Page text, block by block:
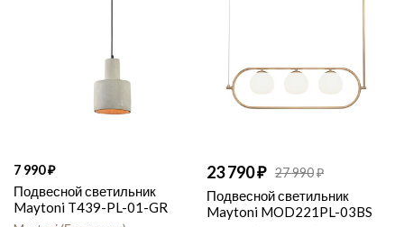
7 990
Подвесной светильник
Maytoni T439-PL-01-GR
23 790 27 990
Подвесной светильник
Maytoni MOD221PL-03BS